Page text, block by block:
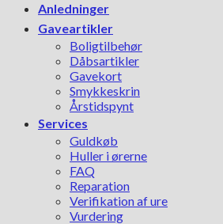
Anledninger
Gaveartikler
Boligtilbehør
Dåbsartikler
Gavekort
Smykkeskrin
Årstidspynt
Services
Guldkøb
Huller i ørerne
FAQ
Reparation
Verifikation af ure
Vurdering